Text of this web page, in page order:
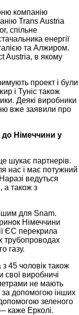
компанію
Trans Austria
спільне
енергії
та Алжиром.
Austria, в якому
проект і були
і Туніс також
Деякі виробники
вже заявили про
Німеччини у
шукає партнерів.
нас і має потужний
ведуться
а також з
для Snam.
Німеччини
ЄС перекрила
трубопроводах
газу.
45 чоловік також
свої виробничі
не мають
за допомогою інших
зеленого
каже Ерколі.